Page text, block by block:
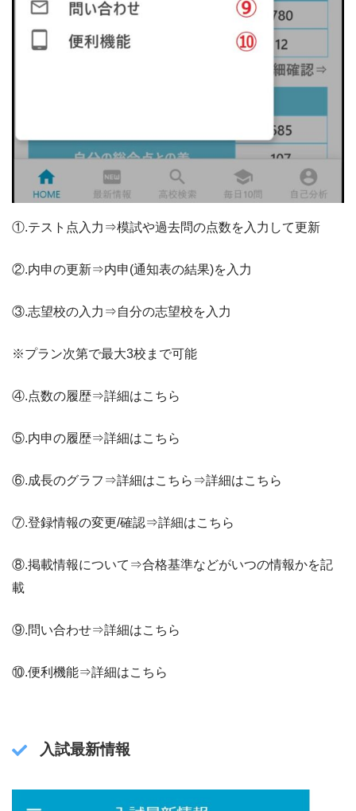
①.テスト点入力⇒模試や過去問の点数を入力して更新
②.内申の更新⇒内申(通知表の結果)を入力
③.志望校の入力⇒自分の志望校を入力
※プラン次第で最大3校まで可能
④.点数の履歴⇒詳細はこちら
⑤.内申の履歴⇒詳細はこちら
⑥.成長のグラフ⇒詳細はこちら⇒詳細はこちら
⑦.登録情報の変更/確認⇒詳細はこちら
⑧.掲載情報について⇒合格基準などがいつの情報かを記
載
⑨.問い合わせ⇒詳細はこちら
⑩.便利機能⇒詳細はこちら
入試最新情報